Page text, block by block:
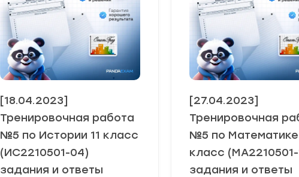
[18.04.2023]
Тренировочная работа
№5 по Истории 11 класс
(ИС2210501-04)
задания и ответы
[27.04.2023]
Тренировочная
№5 по Математике
класс (МА2210501-
задания и ответы